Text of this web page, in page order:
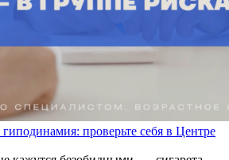
проверьте себя в Центре